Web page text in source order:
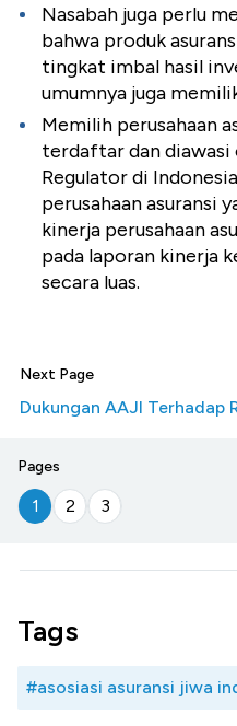
Nasabah juga perlu
bahwa produk
tingkat imbal hasil
umumnya juga
Memilih perusahaan
terdaftar dan
Regulator di
perusahaan asuransi
kinerja perusahaan
pada laporan kinerja
secara luas.
Next Page
Dukungan AAJI Terhadap
Pages
1 2 3
Tags
#asosiasi asuransi jiwa